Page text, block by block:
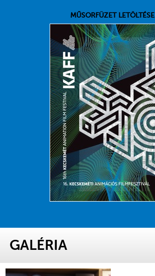
MŰSORFÜZET LETÖLTÉSE
GALÉRIA